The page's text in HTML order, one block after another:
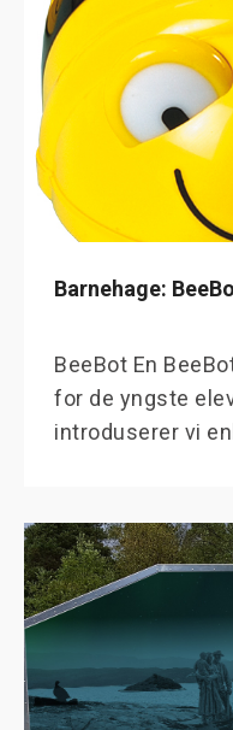
Barnehage:
BeeBot En
for de yngste
introduserer vi